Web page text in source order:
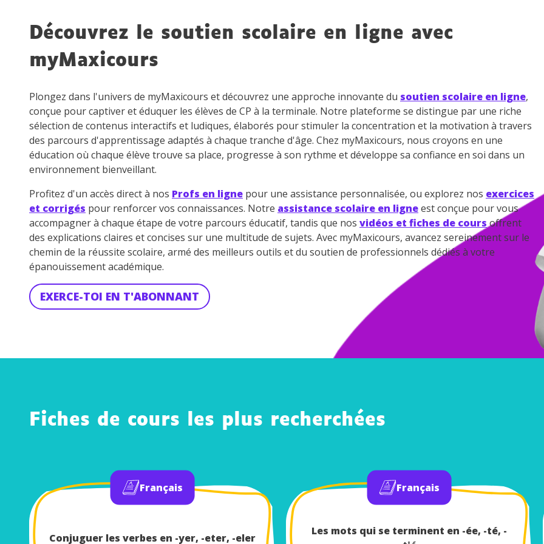
Découvrez le soutien scolaire en ligne avec
myMaxicours
Plongez dans l'univers de myMaxicours et découvrez une approche innovante du soutien scolaire en ligne,
conçue pour captiver et éduquer les élèves de CP à la terminale. Notre plateforme se distingue par une riche
sélection de contenus interactifs et ludiques, élaborés pour stimuler la concentration et la motivation à travers
des parcours d'apprentissage adaptés à chaque tranche d'âge. Chez myMaxicours, nous croyons en une
éducation où chaque élève trouve sa place, progresse à son rythme et développe sa confiance en soi dans un
environnement bienveillant.
Profitez d'un accès direct à nos Profs en ligne pour une assistance personnalisée, ou explorez nos exercices
et corrigés pour renforcer vos connaissances. Notre assistance scolaire en ligneest conçue pour vous
accompagner à chaque étape de votre parcours éducatif, tandis que nos vidéos et fiches de coursoffrent
des explications claires et concises sur une multitude de sujets. Avec myMaxicours, avancez sereinement sur le
chemin de la réussite scolaire, armé des meilleurs outils et du soutien de professionnels dédiés à votre
épanouissement académique.
EXERCE-TOI EN T'ABONNANT
Fiches de cours les plus recherchées
Français
Conjuguer les verbes en -yer, -eter, -eler
Français
Les mots qui se terminent en -ée, -té, -